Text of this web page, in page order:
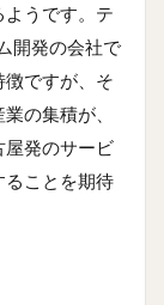
うです。テ
開発の会社で
ですが、そ
の集積が、
屋発のサービ
ることを期待